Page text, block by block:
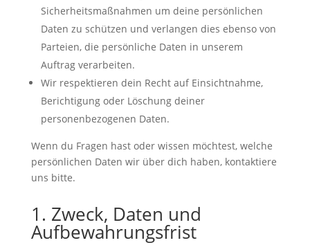
Sicherheitsmaßnahmen um deine persönlichen
Daten zu schützen und verlangen dies ebenso von
Parteien, die persönliche Daten in unserem
Auftrag verarbeiten.
Wir respektieren dein Recht auf Einsichtnahme,
Berichtigung oder Löschung deiner
personenbezogenen Daten.
Wenn du Fragen hast oder wissen möchtest, welche
persönlichen Daten wir über dich haben, kontaktiere
uns bitte.
1. Zweck, Daten und
Aufbewahrungsfrist